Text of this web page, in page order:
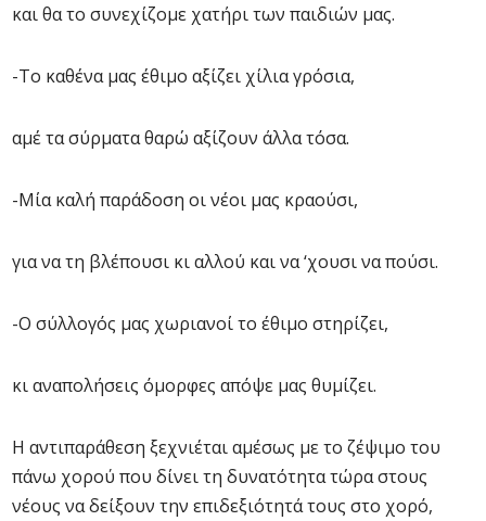
και θα το συνεχίζομε χατήρι των παιδιών μας.
-Το καθένα μας έθιμο αξίζει χίλια γρόσια,
αμέ τα σύρματα θαρώ αξίζουν άλλα τόσα.
-Μία καλή παράδοση οι νέοι μας κραούσι,
για να τη βλέπουσι κι αλλού και να ‘χουσι να πούσι.
-Ο σύλλογός μας χωριανοί το έθιμο στηρίζει,
κι αναπολήσεις όμορφες απόψε μας θυμίζει.
Η αντιπαράθεση ξεχνιέται αμέσως με το ζέψιμο του
πάνω χορού που δίνει τη δυνατότητα τώρα στους
νέους να δείξουν την επιδεξιότητά τους στο χορό,